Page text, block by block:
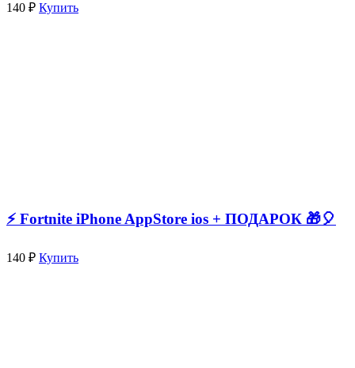
140 ₽ Купить
⚡️ Fortnite iPhone AppStore ios + ПОДАРОК 🎁🎈
140 ₽ Купить